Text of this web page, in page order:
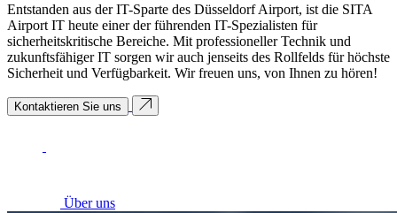
Entstanden aus der IT-Sparte des Düsseldorf Airport, ist die SITA
Airport IT heute einer der führenden IT-Spezialisten für
sicherheitskritische Bereiche. Mit professioneller Technik und
zukunftsfähiger IT sorgen wir auch jenseits des Rollfelds für höchste
Sicherheit und Verfügbarkeit. Wir freuen uns, von Ihnen zu hören!
Kontaktieren Sie uns
Über uns